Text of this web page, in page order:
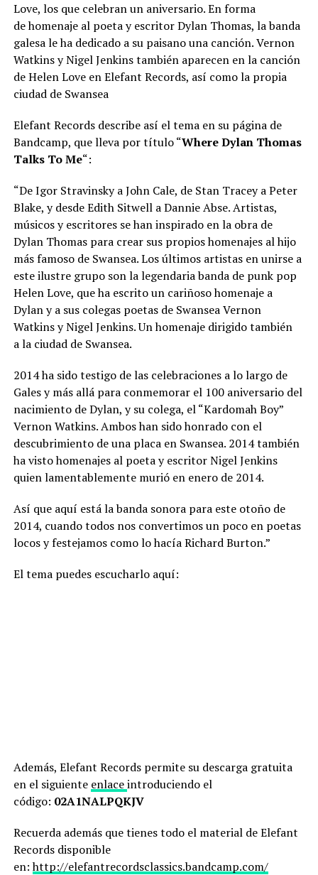
Love, los que celebran un aniversario. En forma
de homenaje al poeta y escritor Dylan Thomas, la banda
galesa le ha dedicado a su paisano una canción. Vernon
Watkins y Nigel Jenkins también aparecen en la canción
de Helen Love en Elefant Records, así como la propia
ciudad de Swansea
Elefant Records describe así el tema en su página de
Bandcamp, que lleva por título “Where Dylan Thomas
Talks To Me“:
“De Igor Stravinsky a John Cale, de Stan Tracey a Peter
Blake, y desde Edith Sitwell a Dannie Abse. Artistas,
músicos y escritores se han inspirado en la obra de
Dylan Thomas para crear sus propios homenajes al hijo
más famoso de Swansea. Los últimos artistas en unirse a
este ilustre grupo son la legendaria banda de punk pop
Helen Love, que ha escrito un cariñoso homenaje a
Dylan y a sus colegas poetas de Swansea Vernon
Watkins y Nigel Jenkins. Un homenaje dirigido también
a la ciudad de Swansea.
2014 ha sido testigo de las celebraciones a lo largo de
Gales y más allá para conmemorar el 100 aniversario del
nacimiento de Dylan, y su colega, el “Kardomah Boy”
Vernon Watkins. Ambos han sido honrado con el
descubrimiento de una placa en Swansea. 2014 también
ha visto homenajes al poeta y escritor Nigel Jenkins
quien lamentablemente murió en enero de 2014.
Así que aquí está la banda sonora para este otoño de
2014, cuando todos nos convertimos un poco en poetas
locos y festejamos como lo hacía Richard Burton.”
El tema puedes escucharlo aquí:
Además, Elefant Records permite su descarga gratuita
en el siguiente enlaceintroduciendo el
código: 02A1NALPQKJV
Recuerda además que tienes todo el material de Elefant
Records disponible
en:http://elefantrecordsclassics.bandcamp.com/